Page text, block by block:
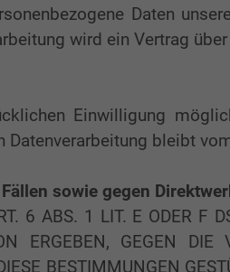
Daten
wird ein Vertrag
Einwilligung
bleibt
sowie gegen
6 ABS. 1 LIT. E ODER F
ERGEBEN, GEGEN DIE
BESTIMMUNGEN